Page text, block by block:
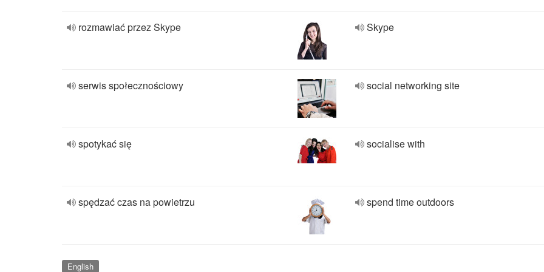
rozmawiać przez Skype Skype
serwis społecznościowy social networking site
spotykać się socialise with
spędzać czas na powietrzu spend time outdoors
English